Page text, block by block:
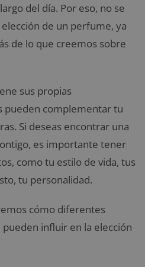
del día. Por eso, no se
de un perfume, ya
de lo que creemos sobre
sus propias
pueden complementar tu
Si deseas encontrar una
es importante tener
como tu estilo de vida, tus
tu personalidad.
cómo diferentes
influir en la elección